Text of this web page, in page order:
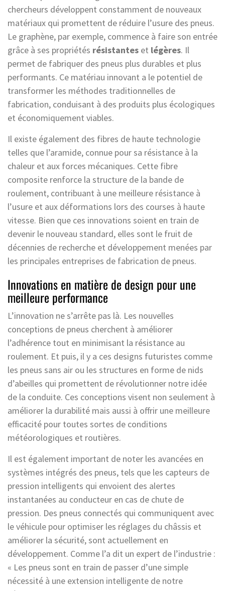
chercheurs développent constamment de nouveaux
matériaux qui promettent de réduire l’usure des pneus.
Le graphène, par exemple, commence à faire son entrée
grâce à ses propriétés résistantes et légères. Il
permet de fabriquer des pneus plus durables et plus
performants. Ce matériau innovant a le potentiel de
transformer les méthodes traditionnelles de
fabrication, conduisant à des produits plus écologiques
et économiquement viables.
Il existe également des fibres de haute technologie
telles que l’aramide, connue pour sa résistance à la
chaleur et aux forces mécaniques. Cette fibre
composite renforce la structure de la bande de
roulement, contribuant à une meilleure résistance à
l’usure et aux déformations lors des courses à haute
vitesse. Bien que ces innovations soient en train de
devenir le nouveau standard, elles sont le fruit de
décennies de recherche et développement menées par
les principales entreprises de fabrication de pneus.
Innovations en matière de design pour une
meilleure performance
L’innovation ne s’arrête pas là. Les nouvelles
conceptions de pneus cherchent à améliorer
l’adhérence tout en minimisant la résistance au
roulement. Et puis, il y a ces designs futuristes comme
les pneus sans air ou les structures en forme de nids
d’abeilles qui promettent de révolutionner notre idée
de la conduite. Ces conceptions visent non seulement à
améliorer la durabilité mais aussi à offrir une meilleure
efficacité pour toutes sortes de conditions
météorologiques et routières.
Il est également important de noter les avancées en
systèmes intégrés des pneus, tels que les capteurs de
pression intelligents qui envoient des alertes
instantanées au conducteur en cas de chute de
pression. Des pneus connectés qui communiquent avec
le véhicule pour optimiser les réglages du châssis et
améliorer la sécurité, sont actuellement en
développement. Comme l’a dit un expert de l’industrie :
« Les pneus sont en train de passer d’une simple
nécessité à une extension intelligente de notre